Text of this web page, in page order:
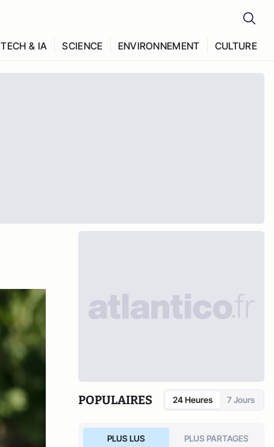
TECH & IA SCIENCE ENVIRONNEMENT CULTURE
POPULAIRES 24 Heures 7 Jours
PLUS LUS PLUS PARTAGES